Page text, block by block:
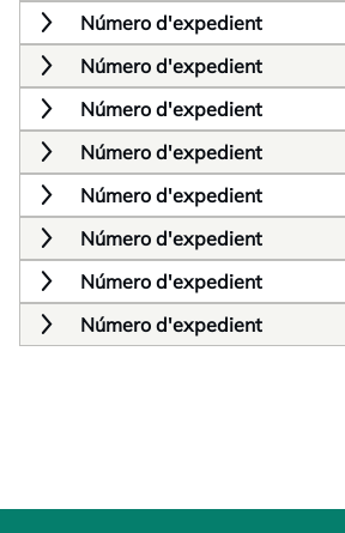
Número d'expedient
Número d'expedient
Número d'expedient
Número d'expedient
Número d'expedient
Número d'expedient
Número d'expedient
Número d'expedient